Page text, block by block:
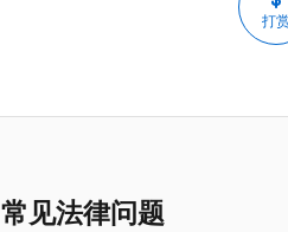
打
常见法律问题